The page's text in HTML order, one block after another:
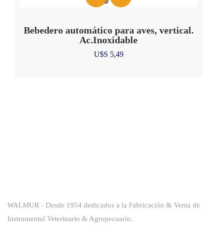
Bebedero automático para aves, vertical.
Ac.Inoxidable
U$S 5,49
WALMUR - Desde 1954 dedicados a la Fabricación & Venta de
Instrumental Veterinario & Agropecuario.